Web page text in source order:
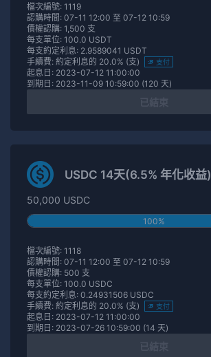
檔次編號: 1119
認購時間: 07-11 12:00 至 07-12 10:59
債權認購: 1,500 支
每支單位: 100.0 USDT
每支約定利息: 2.9589041 USDT
手續費: 約定利息的 20.0% (支)
支付
起息日: 2023-07-12 11:00:00
到期日: 2023-11-09 10:59:00 (120 天)
USDC 14天(6.5% 年化收益)
50,000 USDC
100%
檔次編號: 1118
認購時間: 07-11 12:00 至 07-12 10:59
債權認購: 500 支
每支單位: 100.0 USDC
每支約定利息: 0.24931506 USDC
手續費: 約定利息的 20.0% (支)
支付
起息日: 2023-07-12 11:00:00
到期日: 2023-07-26 10:59:00 (14 天)